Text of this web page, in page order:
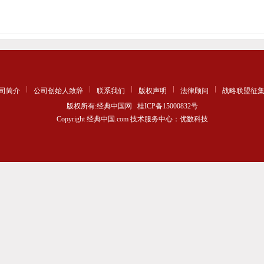
简介 公司创始人致辞 联系我们 版权声明 法律顾问
战略联盟征集
版权所有:经典中国网 桂ICP备15000832号
Copyright 经典中国.com 技术服务中心：优数科技